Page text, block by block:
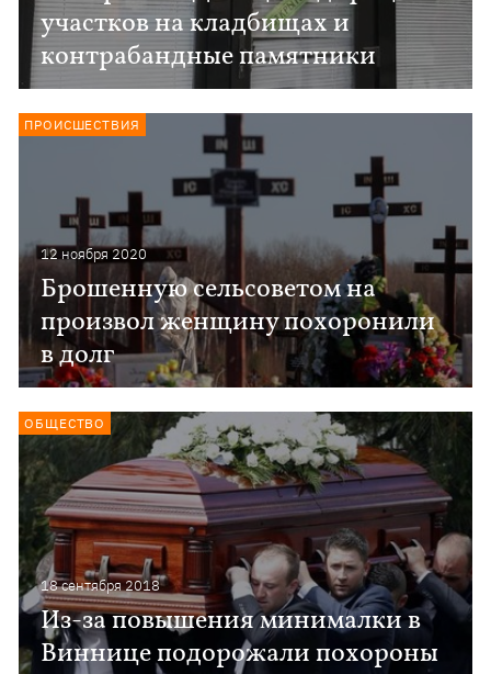
участков на кладбищах и
контрабандные памятники
12 ноября 2020
Брошенную сельсоветом на
произвол женщину похоронили
в долг
ПРОИСШЕСТВИЯ
18 сентября 2018
Из-за повышения минималки в
Виннице подорожали похороны
ОБЩЕСТВО